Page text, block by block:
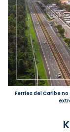
Ferries del Caribe